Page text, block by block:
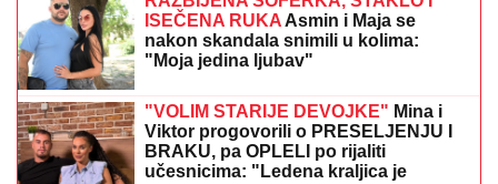
"NE UMIRE SE ZA LJUDIMA KOJI SU PUCALI U
TEBE"Brutalno oglašavanje Jovane Jeremić 5 dana
nakon veridbe Dragana Stankovića: "Znali su šta
rade"